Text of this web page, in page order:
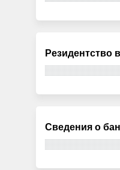
Резидентство
Сведения о